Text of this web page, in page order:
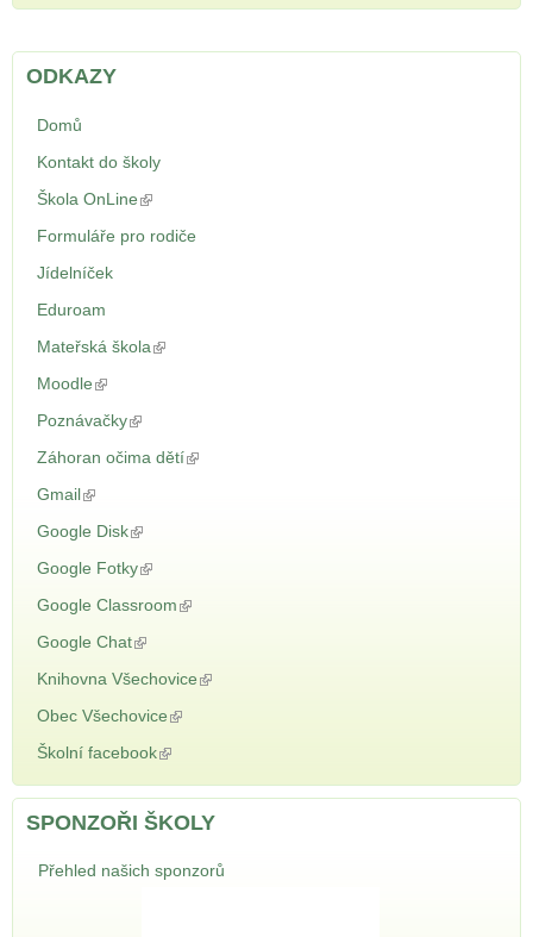
ODKAZY
Domů
Kontakt do školy
Škola OnLine (odkaz je externí)
Formuláře pro rodiče
Jídelníček
Eduroam
Mateřská škola(odkaz je externí)
Moodle (odkaz je externí)
Poznávačky(odkaz je externí)
Záhoran očima dětí(odkaz je externí)
Gmail (odkaz je externí)
Google Disk(odkaz je externí)
Google Fotky(odkaz je externí)
Google Classroom (odkaz je externí)
Google Chat(odkaz je externí)
Knihovna Všechovice (odkaz je externí)
Obec Všechovice (odkaz je externí)
Školní facebook(odkaz je externí)
SPONZOŘI ŠKOLY
Přehled našich sponzorů